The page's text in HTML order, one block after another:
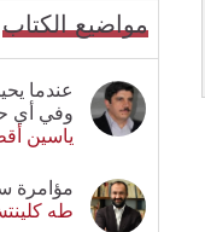
مواضيع الكتاب
عندما
وفي أي
ياسين
مؤامرة
طه